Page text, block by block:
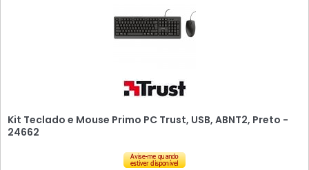
Kit Teclado e Mouse Primo PC Trust, USB, ABNT2, Preto -
24662